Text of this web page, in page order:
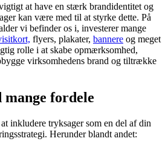
at have en stærk brandidentitet og
kan være med til at styrke dette. På
vi befinder os i, investerer mange
flyers, plakater, bannere og meget
rolle i at skabe opmærksomhed,
virksomhedens brand og tiltrække
fordele
inkludere tryksager som en del af din
Herunder blandt andet: